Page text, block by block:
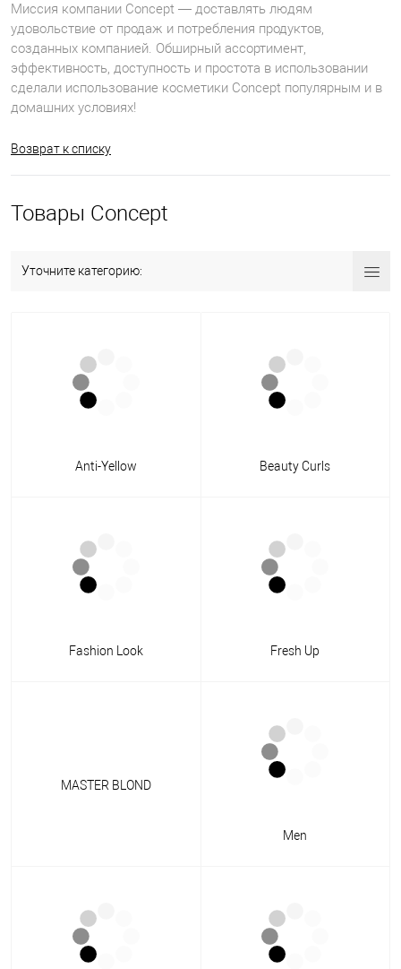
Миссия компании Concept — доставлять людям
удовольствие от продаж и потребления продуктов,
созданных компанией. Обширный ассортимент,
эффективность, доступность и простота в использовании
сделали использование косметики Concept популярным и в
домашних условиях!
Возврат к списку
Товары Concept
Уточните категорию:
Anti-Yellow Beauty Curls
Fashion Look Fresh Up
MASTER BLOND
Men